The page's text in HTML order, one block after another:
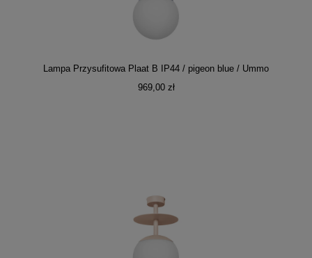
Lampa Przysufitowa Plaat B IP44 / pigeon blue / Ummo
969,00 zł